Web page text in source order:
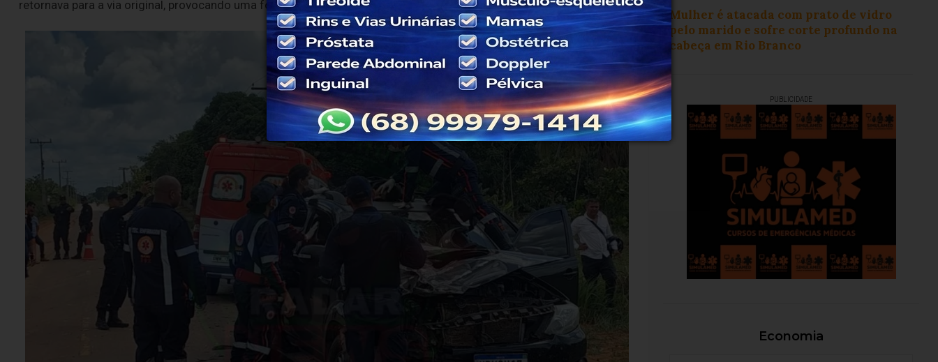
retornava para a via original, provocando uma forte colisão frontal.
Mulher é atacada com prato de vidro
pelo marido e sofre corte profundo na
cabeça em Rio Branco
PUBLICIDADE
Economia